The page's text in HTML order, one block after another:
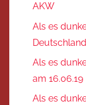
AKW
Als es
Deutschland
Als es
am 16.06.19
Als es